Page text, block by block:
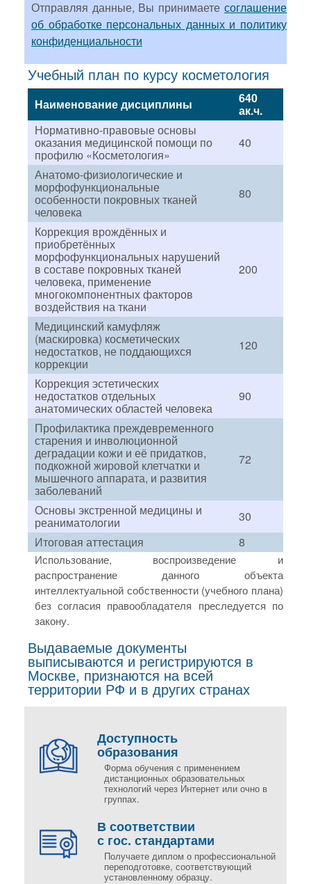
Отправляя данные, Вы принимаете соглашение
об обработке персональных данных и политику
конфиденциальности
Учебный план по курсу косметология
Наименование дисциплины 640
ак.ч.
Нормативно-правовые основы
оказания медицинской помощи по
профилю «Косметология»
40
Анатомо-физиологические и
морфофункциональные
особенности покровных тканей
человека
80
Коррекция врождённых и
приобретённых
морфофункциональных нарушений
в составе покровных тканей
человека, применение
многокомпонентных факторов
воздействия на ткани
200
Медицинский камуфляж
(маскировка) косметических
недостатков, не поддающихся
коррекции
120
Коррекция эстетических
недостатков отдельных
анатомических областей человека
90
Профилактика преждевременного
старения и инволюционной
деградации кожи и её придатков,
подкожной жировой клетчатки и
мышечного аппарата, и развития
заболеваний
72
Основы экстренной медицины и
реаниматологии
30
Итоговая аттестация
8
Использование, воспроизведение и
распространение данного объекта
интеллектуальной собственности (учебного плана)
без согласия правообладателя преследуется по
закону.
Выдаваемые документы
выписываются и регистрируются в
Москве, признаются на всей
территории РФ и в других странах
Доступность
образования
Форма обучения с применением
дистанционных образовательных
технологий через Интернет или очно в
группах.
В соответствии
с гос. стандартами
Получаете диплом о профессиональной
переподготовке, соответствующий
установленному образцу.